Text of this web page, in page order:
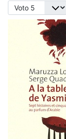
Avalie, por favor